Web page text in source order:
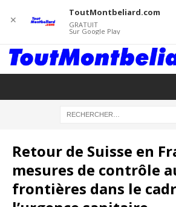
Retour de Suisse en
mesures de contrôle
frontières dans le
✕
ToutMontbeliard.com
GRATUIT
Sur Google Play